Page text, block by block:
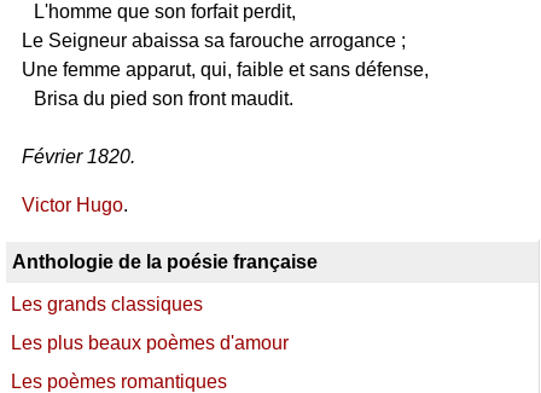
L'homme que son forfait perdit,
Le Seigneur abaissa sa farouche arrogance ;
Une femme apparut, qui, faible et sans défense,
Brisa du pied son front maudit.
Février 1820.
Victor Hugo.
Anthologie de la poésie française
Les grands classiques
Les plus beaux poèmes d'amour
Les poèmes romantiques